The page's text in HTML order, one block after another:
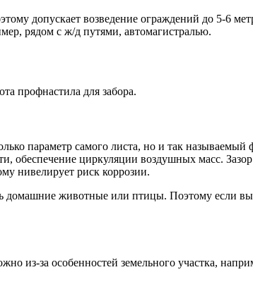
допускает возведение ограждений до 5-6
рядом с ж/д путями, автомагистралью.
профнастила для забора.
параметр самого листа, но и так
обеспечение циркуляции воздушных масс.
нивелирует риск коррозии.
домашние животные или птицы. Поэтому если
из-за особенностей земельного участка,